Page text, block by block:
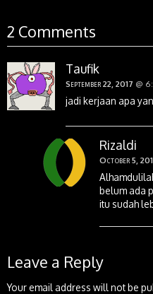
2 Comments
Taufik
September 22, 2017 @
jadi kerjaan apa
Rizaldi
October 5,
belum ada
itu sudah
Leave a Reply
Your email address will not be